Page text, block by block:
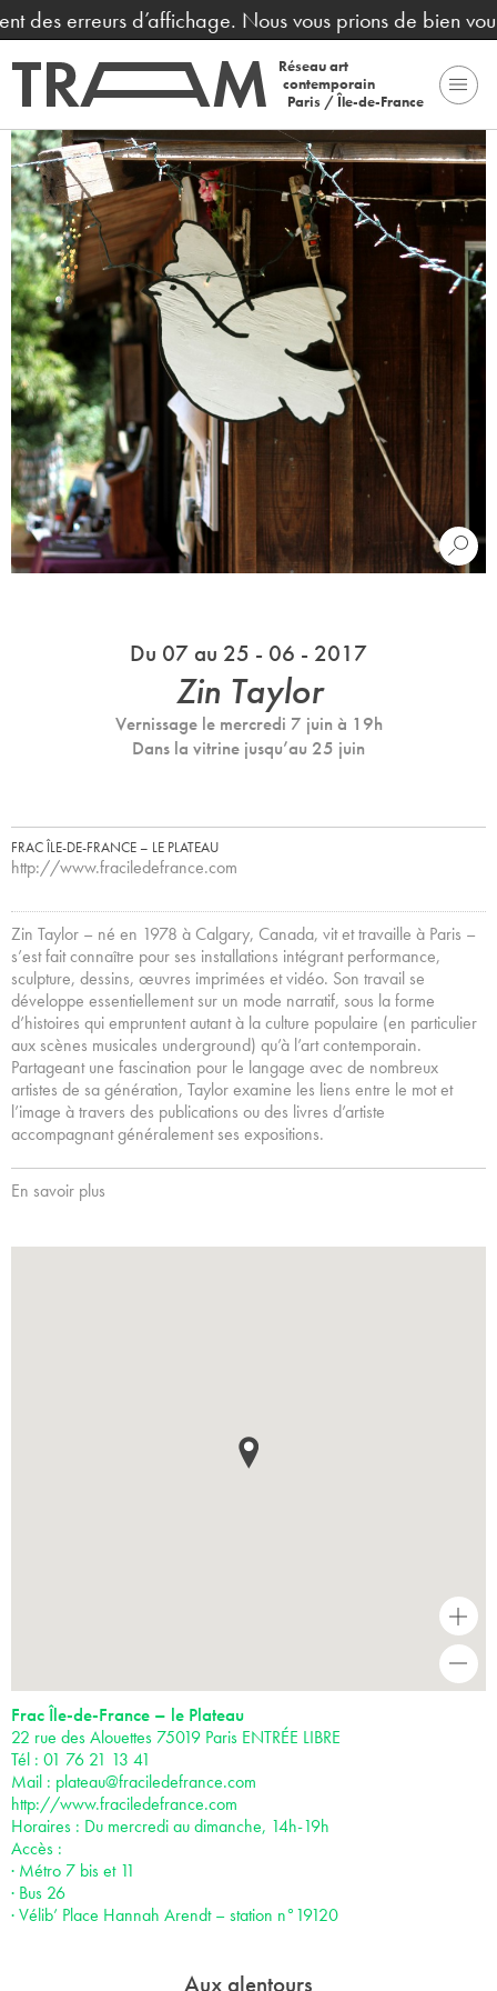
erreurs d’affichage. Nous vous prions de bien
Réseau art
contemporain
Paris / Île-de-France
Du 07 au 25 - 06 - 2017
Zin Taylor
Vernissage le mercredi 7 juin à 19h
Dans la vitrine jusqu’au 25 juin
FRAC ÎLE-DE-FRANCE – LE PLATEAU
http://www.fraciledefrance.com
Zin Taylor – né en 1978 à Calgary, Canada, vit et travaille à Paris –
s’est fait connaître pour ses installations intégrant performance,
sculpture, dessins, œuvres imprimées et vidéo. Son travail se
développe essentiellement sur un mode narratif, sous la forme
d’histoires qui empruntent autant à la culture populaire (en particulier
aux scènes musicales underground) qu’à l’art contemporain.
Partageant une fascination pour le langage avec de nombreux
artistes de sa génération, Taylor examine les liens entre le mot et
l’image à travers des publications ou des livres d’artiste
accompagnant généralement ses expositions.
En savoir plus
+
Frac Île-de-France – le Plateau
22 rue des Alouettes 75019 Paris ENTRÉE LIBRE
Tél : 01 76 21 13 41
Mail : plateau@fraciledefrance.com
http://www.fraciledefrance.com
Horaires : Du mercredi au dimanche, 14h-19h
Accès :
· Métro 7 bis et 11
· Bus 26
· Vélib’ Place Hannah Arendt – station n°19120
Aux alentours